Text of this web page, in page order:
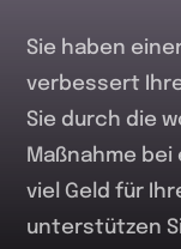
Sie haben
verbessert
Sie durch die
Maßnahme
viel Geld für
unterstützen